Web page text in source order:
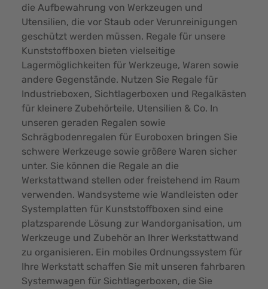
die Aufbewahrung von Werkzeugen und
Utensilien, die vor Staub oder Verunreinigungen
geschützt werden müssen. Regale für unsere
Kunststoffboxen bieten vielseitige
Lagermöglichkeiten für Werkzeuge, Waren sowie
andere Gegenstände. Nutzen Sie Regale für
Industrieboxen, Sichtlagerboxen und Regalkästen
für kleinere Zubehörteile, Utensilien & Co. In
unseren geraden Regalen sowie
Schrägbodenregalen für Euroboxen bringen Sie
schwere Werkzeuge sowie größere Waren sicher
unter. Sie können die Regale an die
Werkstattwand stellen oder freistehend im Raum
verwenden. Wandsysteme wie Wandleisten oder
Systemplatten für Kunststoffboxen sind eine
platzsparende Lösung zur Wandorganisation, um
Werkzeuge und Zubehör an Ihrer Werkstattwand
zu organisieren. Ein mobiles Ordnungssystem für
Ihre Werkstatt schaffen Sie mit unseren fahrbaren
Systemwagen für Sichtlagerboxen, die Sie